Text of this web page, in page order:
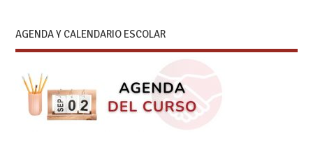
AGENDA Y CALENDARIO ESCOLAR